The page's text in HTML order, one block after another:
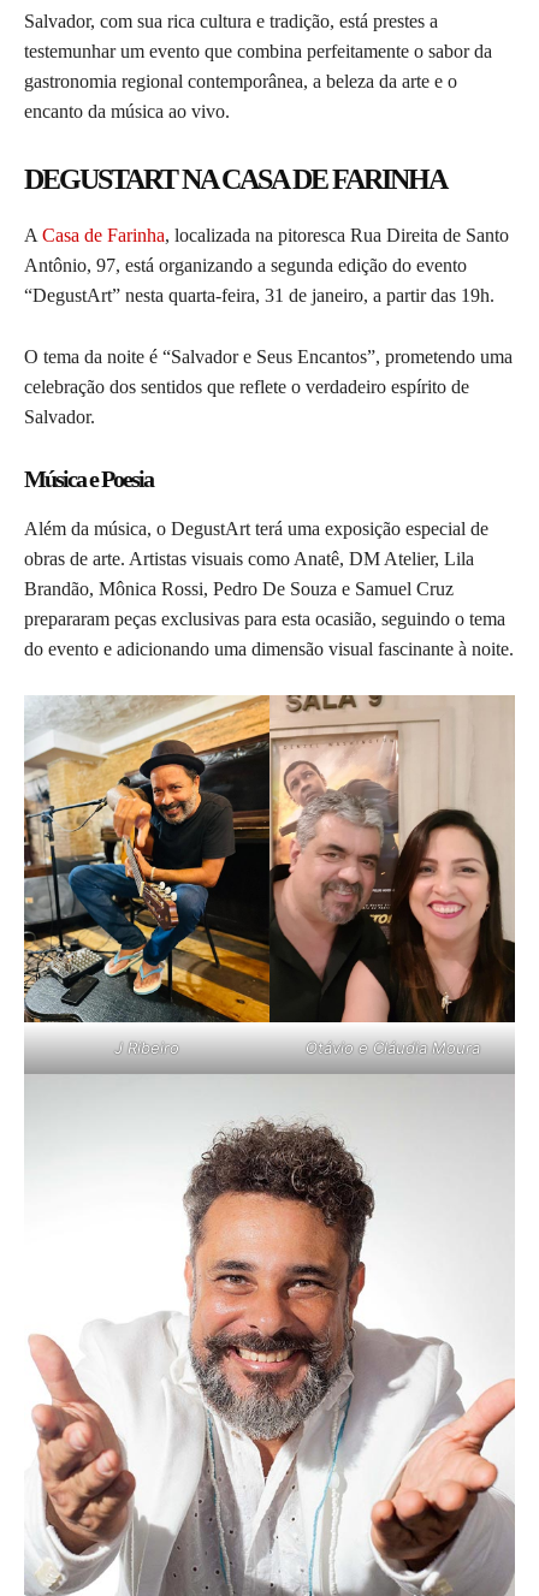
Salvador, com sua rica cultura e tradição, está prestes a
testemunhar um evento que combina perfeitamente o sabor da
gastronomia regional contemporânea, a beleza da arte e o
encanto da música ao vivo.
DEGUSTART NA CASA DE FARINHA
ACasa de Farinha, localizada na pitoresca Rua Direita de Santo
Antônio, 97, está organizando a segunda edição do evento
“DegustArt” nesta quarta-feira, 31 de janeiro, a partir das 19h.
O tema da noite é “Salvador e Seus Encantos”, prometendo uma
celebração dos sentidos que reflete o verdadeiro espírito de
Salvador.
Música e Poesia
Além da música, o DegustArt terá uma exposição especial de
obras de arte. Artistas visuais como Anatê, DM Atelier, Lila
Brandão, Mônica Rossi, Pedro De Souza e Samuel Cruz
prepararam peças exclusivas para esta ocasião, seguindo o tema
do evento e adicionando uma dimensão visual fascinante à noite.
J Ribeiro Otávio e Cláudia Moura